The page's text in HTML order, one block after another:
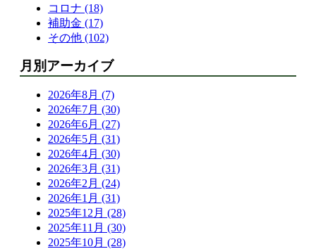
コロナ (18)
補助金 (17)
その他 (102)
月別アーカイブ
2026年8月 (7)
2026年7月 (30)
2026年6月 (27)
2026年5月 (31)
2026年4月 (30)
2026年3月 (31)
2026年2月 (24)
2026年1月 (31)
2025年12月 (28)
2025年11月 (30)
2025年10月 (28)